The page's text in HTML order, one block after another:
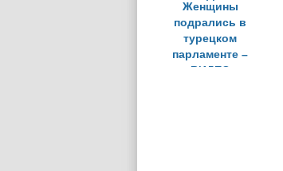
Женщины
подрались в
турецком
парламенте –
ВИДЕО